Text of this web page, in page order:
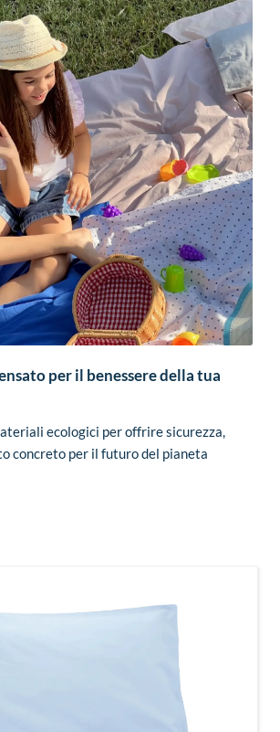
per il benessere della tua
ecologici per offrire sicurezza,
concreto per il futuro del pianeta